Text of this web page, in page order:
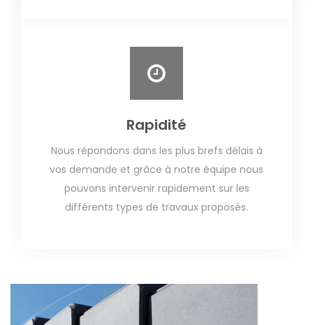
Rapidité
Nous répondons dans les plus brefs délais à
vos demande et grâce à notre équipe nous
pouvons intervenir rapidement sur les
différents types de travaux proposés.